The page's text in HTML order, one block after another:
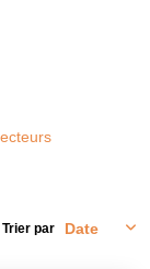
Trier par